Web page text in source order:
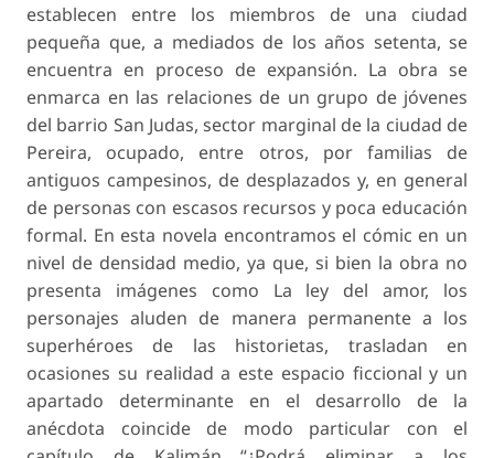
establecen entre los miembros de una ciudad
pequeña que, a mediados de los años setenta, se
encuentra en proceso de expansión. La obra se
enmarca en las relaciones de un grupo de jóvenes
del barrio San Judas, sector marginal de la ciudad de
Pereira, ocupado, entre otros, por familias de
antiguos campesinos, de desplazados y, en general
de personas con escasos recursos y poca educación
formal. En esta novela encontramos el cómic en un
nivel de densidad medio, ya que, si bien la obra no
presenta imágenes como La ley del amor, los
personajes aluden de manera permanente a los
superhéroes de las historietas, trasladan en
ocasiones su realidad a este espacio ficcional y un
apartado determinante en el desarrollo de la
anécdota coincide de modo particular con el